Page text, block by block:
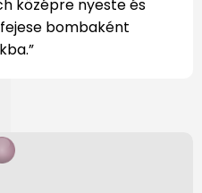
középre nyeste és
bombaként